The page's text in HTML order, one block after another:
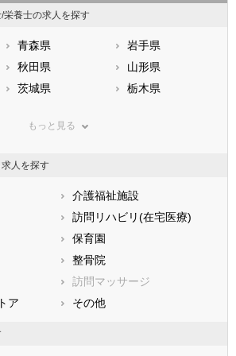
栄養士の求人を探す
青森県
岩手県
秋田県
山形県
茨城県
栃木県
神奈川県
福井県
三重県
大阪府
徳島県
愛媛県
もっと見る
人を探す
介護福祉施設
訪問リハビリ(在宅医療)
保育園
整骨院
訪問マッサージ
ア
その他